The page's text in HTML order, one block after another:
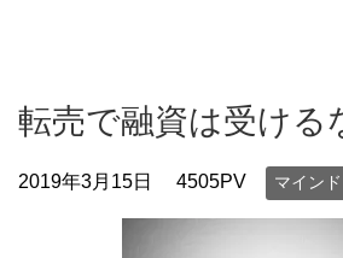
転売で融資は受ける
2019年3月15日 4505PV マインド